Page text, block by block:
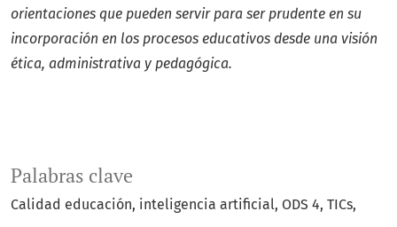
Palabras clave
Calidad educación, inteligencia artificial, ODS 4, TICs,
orientaciones que pueden servir para ser prudente en su
incorporación en los procesos educativos desde una visión
ética, administrativa y pedagógica.